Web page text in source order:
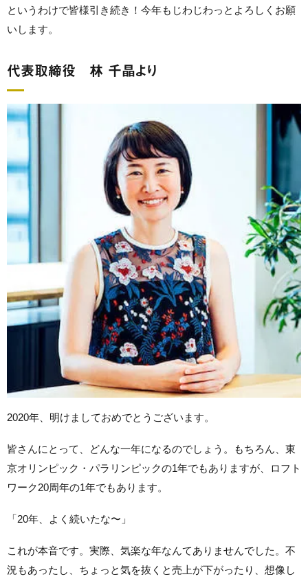
というわけで皆様引き続き！今年もじわじわっとよろしくお願
いします。
代表取締役 林 千晶より
2020年、明けましておめでとうございます。
皆さんにとって、どんな一年になるのでしょう。もちろん、東
京オリンピック・パラリンピックの1年でもありますが、ロフト
ワーク20周年の1年でもあります。
「20年、よく続いたな〜」
これが本音です。実際、気楽な年なんてありませんでした。不
況もあったし、ちょっと気を抜くと売上が下がったり、想像し